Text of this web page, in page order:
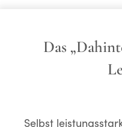
Das
Selbst